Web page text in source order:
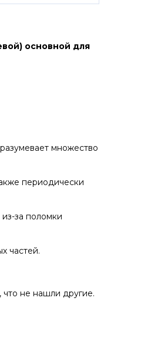
основной для
множество
периодически
за поломки
частей.
не нашли другие.